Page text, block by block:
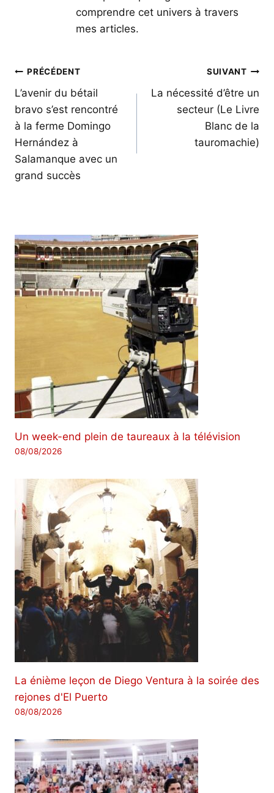
comprendre cet univers à travers
mes articles.
Navigation
de
l’article
PRÉCÉDENT
L’avenir du bétail
bravo s’est rencontré
à la ferme Domingo
Hernández à
Salamanque avec un
grand succès
SUIVANT
La nécessité d’être un
secteur (Le Livre
Blanc de la
tauromachie)
Un week-end plein de taureaux à la télévision
08/08/2026
La énième leçon de Diego Ventura à la soirée des
rejones d'El Puerto
08/08/2026